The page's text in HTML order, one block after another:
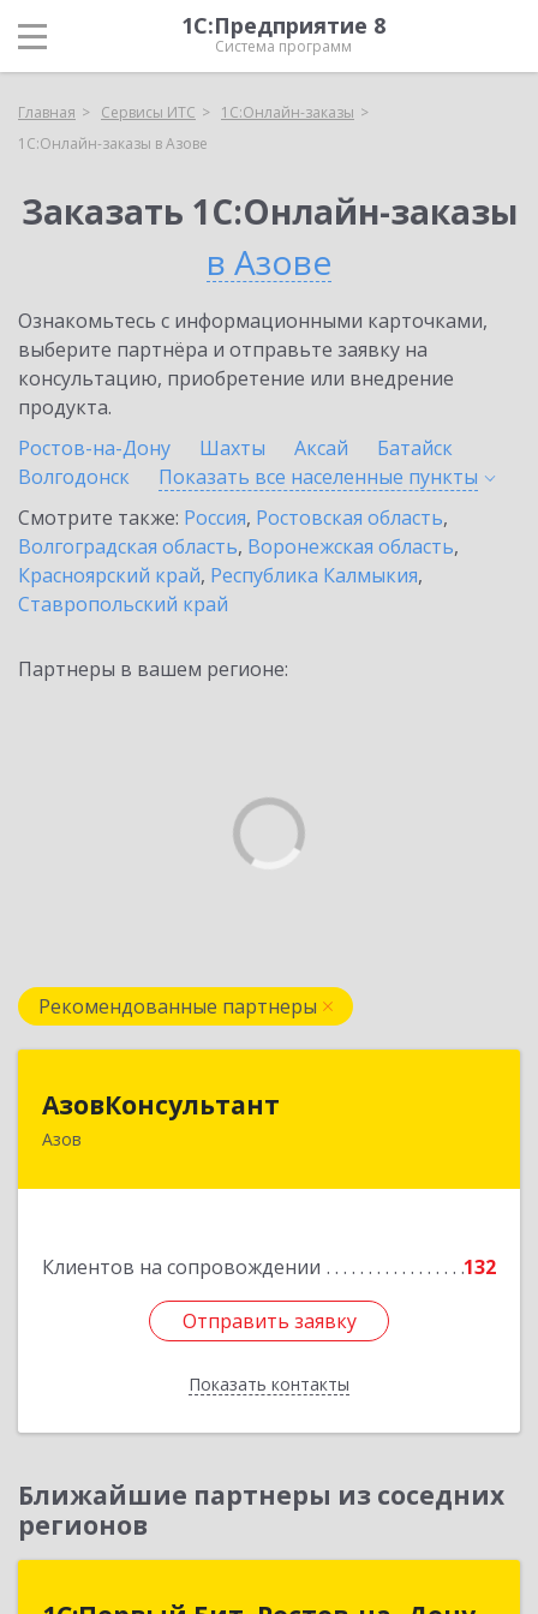
1С:Предприятие 8
Система программ
Главная Сервисы ИТС
1С:Онлайн-заказы
1С:Онлайн-заказы в Азове
Заказать 1С:Онлайн-заказы
в Азове
Ознакомьтесь с информационными карточками,
выберите партнёра и отправьте заявку на
консультацию, приобретение или внедрение
продукта.
Ростов-на-Дону
Шахты Аксай
Батайск
Волгодонск
Показать все населенные пункты
Смотрите также: Россия, Ростовская область,
Волгоградская область, Воронежская область,
Красноярский край, Республика Калмыкия,
Ставропольский край
Партнеры в вашем регионе:
Рекомендованные партнеры
АзовКонсультант
Азов
Клиентов на сопровождении 132
Отправить заявку
Показать контакты
346780, Ростовская обл, Азов г, Петровский б-р,
Отправить заявку
Назад
Ближайшие партнеры из соседних
регионов
1С:Первый Бит, Ростов-на- Дону